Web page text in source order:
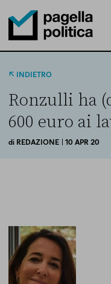
Pagella Politica Logo
INDIETRO
Ronzulli ha
600 euro ai
di REDAZIONE | 10 APR 20